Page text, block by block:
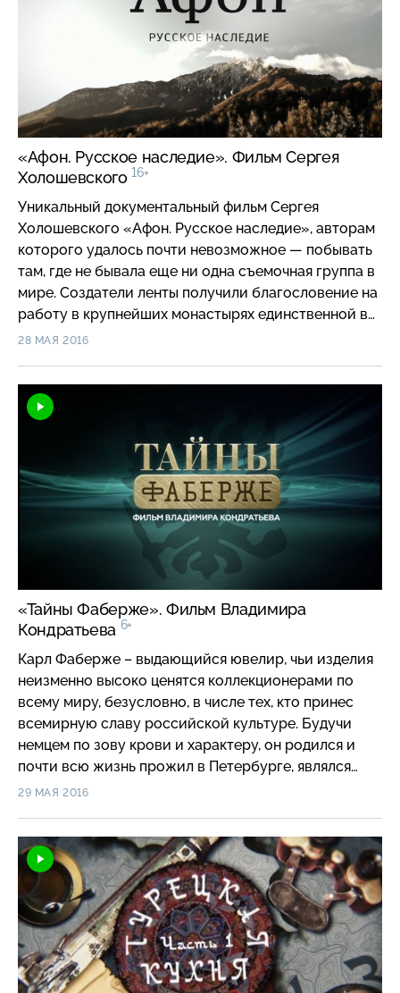
прорвался наружу из-за испытаний
бактериологического оружия и действительно ли
вирусы так опасны, как нам их представляют?
«Афон. Русское наследие». Фильм Сергея
Холошевского 16+
Уникальный документальный фильм Сергея
Холошевского «Афон. Русское наследие», авторам
которого удалось почти невозможное — побывать
там, где не бывала еще ни одна съемочная группа в
мире. Создатели ленты получили благословение на
работу в крупнейших монастырях единственной в
мире монашеской республики, многочисленных
повседневную жизнь монахов. Эти съемки
поистине уникальны!
28 МАЯ 2016
«Тайны Фаберже». Фильм Владимира
Кондратьева 6+
Карл Фаберже – выдающийся ювелир, чьи изделия
неизменно высоко ценятся коллекционерами по
всему миру, безусловно, в числе тех, кто принес
всемирную славу российской культуре. Будучи
немцем по зову крови и характеру, он родился и
почти всю жизнь прожил в Петербурге, являлся
российским гражданином, одинаково свободно
жизнь он закончил в Швейцарии, тоскуя по стране,
которую любил и в которой прославил свое дело,
лишившись своего состояния. К 170-летию со дня
рождения знаменитого мастера о его
удивительной судьбе, в которой немало
захватывающих, а подчас и поистине детективных
страниц, расскажет обозреватель НТВ Владимир
29 МАЯ 2016